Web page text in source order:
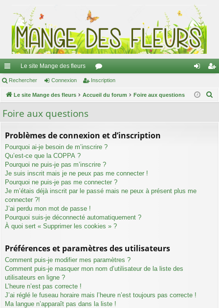
ac
co
ur
s
Le site Mange des fleurs
or
u ne cri
Rechercher Connexion Inscription
Le site Mange des fleurs Accueil du forum Foire aux questions
Foire aux questions
Problèmes de connexion et d’inscription
Pourquoi ai-je besoin de m’inscrire ?
Qu’est-ce que la COPPA ?
Pourquoi ne puis-je pas m’inscrire ?
Je suis inscrit mais je ne peux pas me connecter !
Pourquoi ne puis-je pas me connecter ?
Je m’étais déjà inscrit par le passé mais ne peux à présent plus me
connecter ?!
J’ai perdu mon mot de passe !
Pourquoi suis-je déconnecté automatiquement ?
À quoi sert « Supprimer les cookies » ?
Préférences et paramètres des utilisateurs
Comment puis-je modifier mes paramètres ?
Comment puis-je masquer mon nom d’utilisateur de la liste des
utilisateurs en ligne ?
L’heure n’est pas correcte !
J’ai réglé le fuseau horaire mais l’heure n’est toujours pas correcte !
Ma langue n’apparaît pas dans la liste !